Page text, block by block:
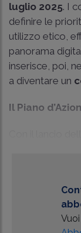
luglio 2025. I
definire le
utilizzo etico,
panorama
inserisce, poi,
a diventare un
Il Piano